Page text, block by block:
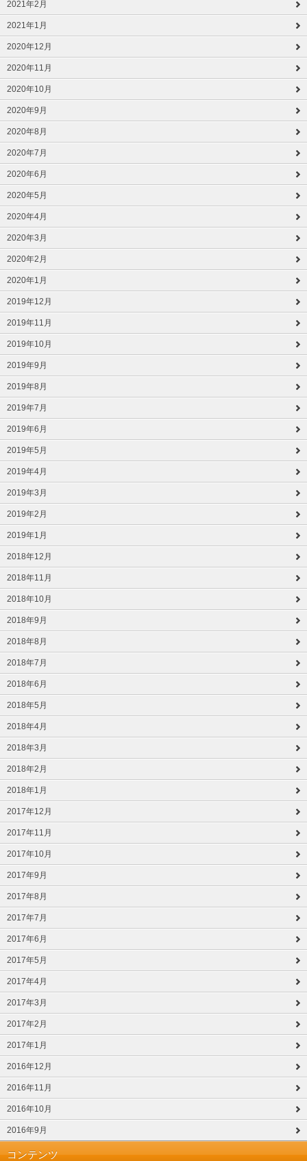
2021年2月
2021年1月
2020年12月
2020年11月
2020年10月
2020年9月
2020年8月
2020年7月
2020年6月
2020年5月
2020年4月
2020年3月
2020年2月
2020年1月
2019年12月
2019年11月
2019年10月
2019年9月
2019年8月
2019年7月
2019年6月
2019年5月
2019年4月
2019年3月
2019年2月
2019年1月
2018年12月
2018年11月
2018年10月
2018年9月
2018年8月
2018年7月
2018年6月
2018年5月
2018年4月
2018年3月
2018年2月
2018年1月
2017年12月
2017年11月
2017年10月
2017年9月
2017年8月
2017年7月
2017年6月
2017年5月
2017年4月
2017年3月
2017年2月
2017年1月
2016年12月
2016年11月
2016年10月
2016年9月
コンテンツ